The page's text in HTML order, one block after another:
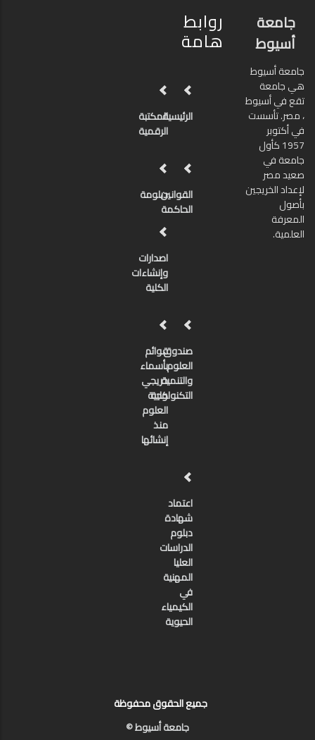
جامعة
أسيوط
جامعة أسيوط
هي جامعة
تقع في أسيوط
، مصر. تأسست
في أكتوبر
1957 كأول
جامعة في
صعيد مصر
لإعداد الخريجين
بأصول
المعرفة
العلمية.
روابط
هامة
الرئيسيةالمكتبة
الرقمية
القوانين
الحاكمة
دبلومة
اصدارات
وإنشاءات
الكلية
صندوق
العلوم
والتنمية
التكنولوجية
قوائم
بأسماء
خريجي
كلية
العلوم
منذ
إنشائها
اعتماد
شهادة
دبلوم
الدراسات
العليا
المهنية
في
الكيمياء
الحيوية
جميع الحقوق محفوظة
جامعة أسيوط ©